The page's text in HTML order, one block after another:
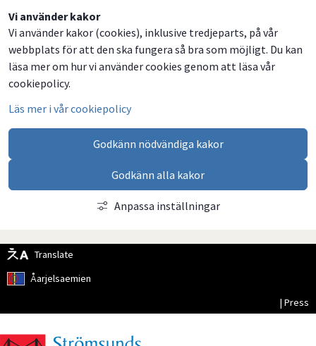
Vi använder kakor
Vi använder kakor (cookies), inklusive tredjeparts, på vår
webbplats för att den ska fungera så bra som möjligt. Du kan
läsa mer om hur vi använder cookies genom att läsa vår
cookiepolicy.
Läs mer i vår cookiepolicy
Godkänn nödvändiga kakor
Godkänn alla kakor
Anpassa inställningar
Translate
Åarjelsaemien
| Press
Dela
på
Facebook
Dela
på
Twitter
Dela
på
LinkedIn
Dela
via
email